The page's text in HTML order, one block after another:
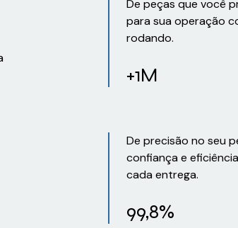
De peças que você
para sua operação
rodando.
+1M
De precisão no seu
confiança e
cada entrega.
99,8%